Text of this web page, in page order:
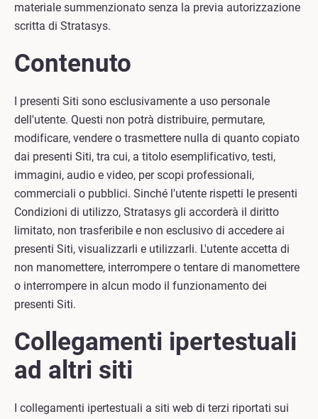
materiale summenzionato senza la previa autorizzazione
scritta di Stratasys.
Contenuto
I presenti Siti sono esclusivamente a uso personale
dell'utente. Questi non potrà distribuire, permutare,
modificare, vendere o trasmettere nulla di quanto copiato
dai presenti Siti, tra cui, a titolo esemplificativo, testi,
immagini, audio e video, per scopi professionali,
commerciali o pubblici. Sinché l'utente rispetti le presenti
Condizioni di utilizzo, Stratasys gli accorderà il diritto
limitato, non trasferibile e non esclusivo di accedere ai
presenti Siti, visualizzarli e utilizzarli. L'utente accetta di
non manomettere, interrompere o tentare di manomettere
o interrompere in alcun modo il funzionamento dei
presenti Siti.
Collegamenti ipertestuali
ad altri siti
I collegamenti ipertestuali a siti web di terzi riportati sui